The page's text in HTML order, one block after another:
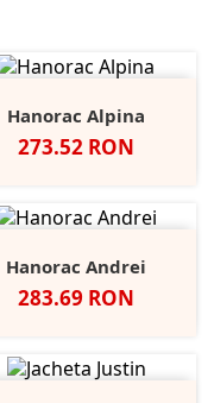
Hanorac Alpina
Pret
273.52 RON
Hanorac Andrei
Pret
283.69 RON